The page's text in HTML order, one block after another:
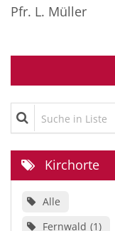
Pfr. L. Müller
Suche in Liste
Kirchorte
Alle
Fernwald 1